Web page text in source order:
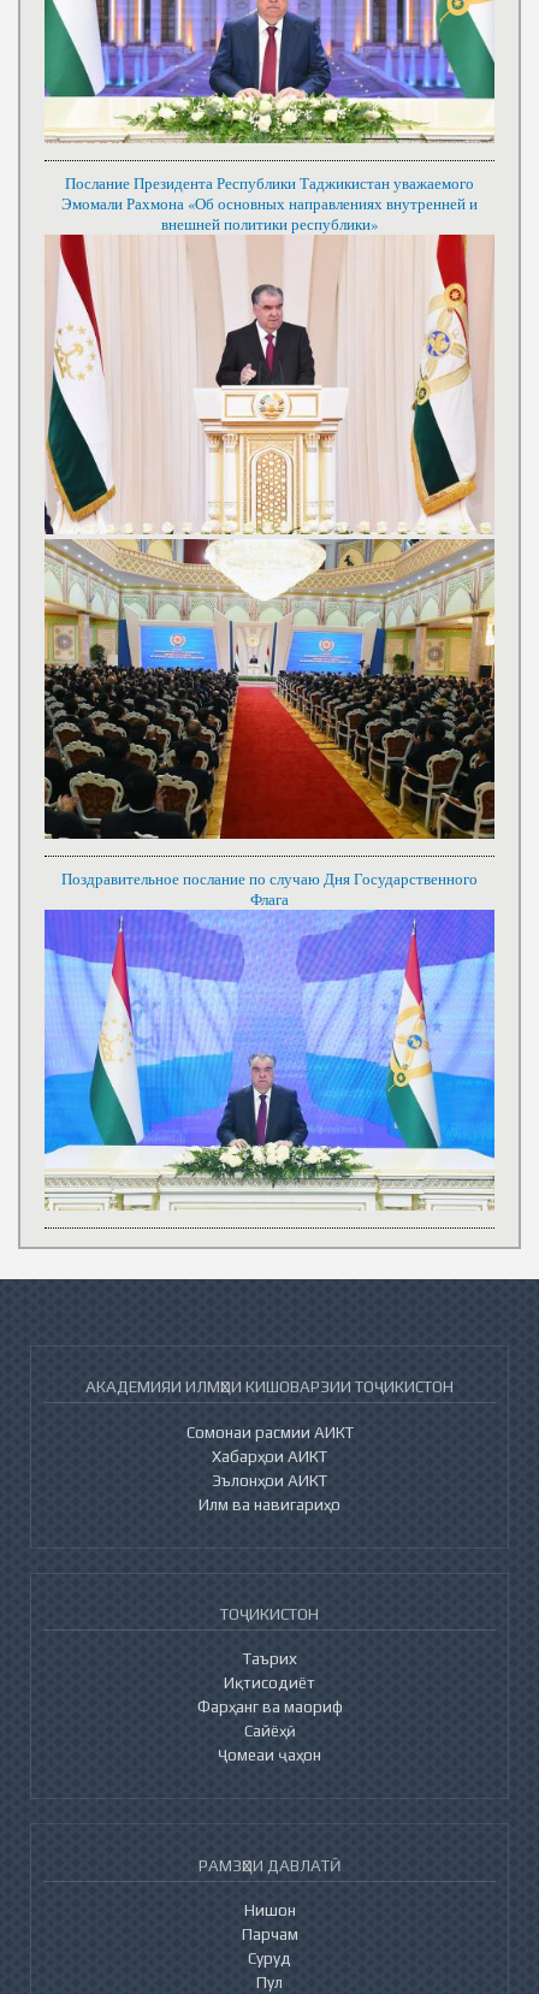
Послание Президента Республики Таджикистан уважаемого
Эмомали Рахмона «Об основных направлениях внутренней и
внешней политики республики»
Поздравительное послание по случаю Дня Государственного
Флага
АКАДЕМИЯИ ИЛМҲОИ КИШОВАРЗИИ ТОҶИКИСТОН
Сомонаи расмии АИКТ
Хабарҳои АИКТ
Эълонҳои АИКТ
Илм ва навигариҳо
ТОҶИКИСТОН
Таърих
Иқтисодиёт
Фарҳанг ва маориф
Сайёҳӣ
Ҷомеаи ҷаҳон
РАМЗҲОИ ДАВЛАТӢ
Нишон
Парчам
Суруд
Пул